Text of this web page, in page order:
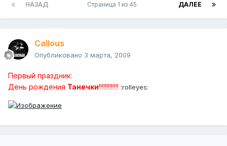
НАЗАД ДАЛЕЕ
Страница 1 из 45
Callous
Опубликовано 3 марта, 2009
Первый праздник:
День рождения Танечки!!!!!!!!!!!!! :rolleyes: